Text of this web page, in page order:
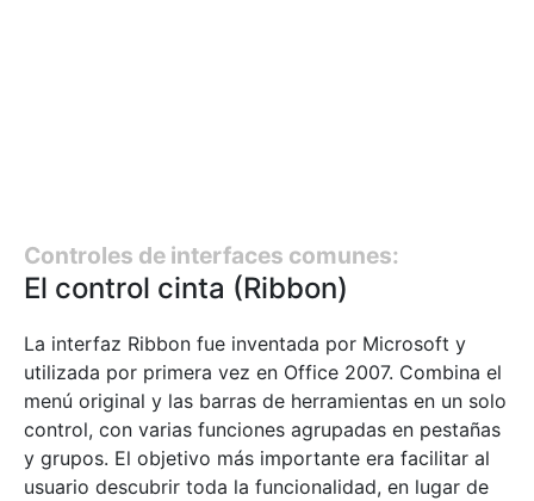
Controles de interfaces comunes:
El control cinta (Ribbon)
La interfaz Ribbon fue inventada por Microsoft y
utilizada por primera vez en Office 2007. Combina el
menú original y las barras de herramientas en un solo
control, con varias funciones agrupadas en pestañas
y grupos. El objetivo más importante era facilitar al
usuario descubrir toda la funcionalidad, en lugar de